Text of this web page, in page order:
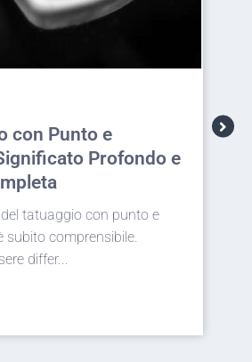
di Rose: Significato,
del Fiore
intramontabile e ricca di
la rosa tattoo è da sempre una
più p...